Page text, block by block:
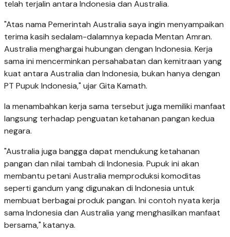
telah terjalin antara Indonesia dan Australia.
"Atas nama Pemerintah Australia saya ingin menyampaikan
terima kasih sedalam-dalamnya kepada Mentan Amran.
Australia menghargai hubungan dengan Indonesia. Kerja
sama ini mencerminkan persahabatan dan kemitraan yang
kuat antara Australia dan Indonesia, bukan hanya dengan
PT Pupuk Indonesia," ujar Gita Kamath.
Ia menambahkan kerja sama tersebut juga memiliki manfaat
langsung terhadap penguatan ketahanan pangan kedua
negara.
"Australia juga bangga dapat mendukung ketahanan
pangan dan nilai tambah di Indonesia. Pupuk ini akan
membantu petani Australia memproduksi komoditas
seperti gandum yang digunakan di Indonesia untuk
membuat berbagai produk pangan. Ini contoh nyata kerja
sama Indonesia dan Australia yang menghasilkan manfaat
bersama," katanya.